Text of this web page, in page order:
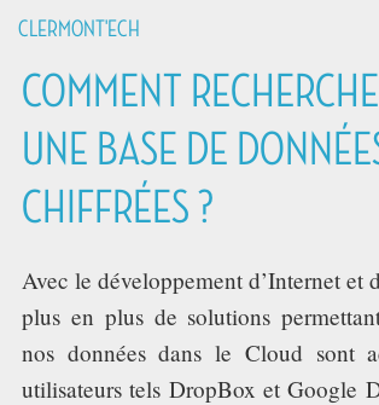
CLERMONT'ECH
MANIFESTO
API HOURS
TALKS
WORKSHOPS
GROUPS
COMMENT
UNE BASE DE
CHIFFRÉES ?
Avec le développement d’Internet et
plus en plus de solutions
nos données dans le Cloud sont
utilisateurs tels DropBox et Google